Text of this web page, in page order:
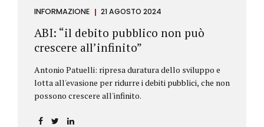
INFORMAZIONE 21 AGOSTO 2024
ABI: “il debito pubblico non può
crescere all’infinito”
Antonio Patuelli: ripresa duratura dello sviluppo e
lotta all'evasione per ridurre i debiti pubblici, che non
possono crescere all'infinito.